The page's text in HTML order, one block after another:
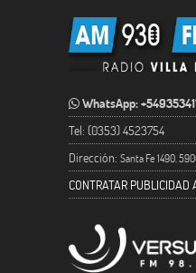
WhatsApp:
Tel: (0353) 4523754
Dirección: Santa Fe 1490.
CONTRATAR PUBLICIDAD